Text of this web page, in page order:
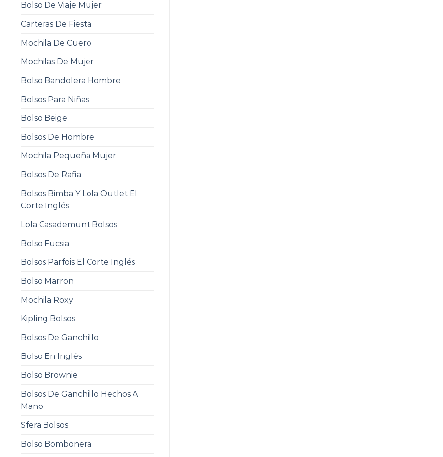
Bolso De Viaje Mujer
Carteras De Fiesta
Mochila De Cuero
Mochilas De Mujer
Bolso Bandolera Hombre
Bolsos Para Niñas
Bolso Beige
Bolsos De Hombre
Mochila Pequeña Mujer
Bolsos De Rafia
Bolsos Bimba Y Lola Outlet El
Corte Inglés
Lola Casademunt Bolsos
Bolso Fucsia
Bolsos Parfois El Corte Inglés
Bolso Marron
Mochila Roxy
Kipling Bolsos
Bolsos De Ganchillo
Bolso En Inglés
Bolso Brownie
Bolsos De Ganchillo Hechos A
Mano
Sfera Bolsos
Bolso Bombonera